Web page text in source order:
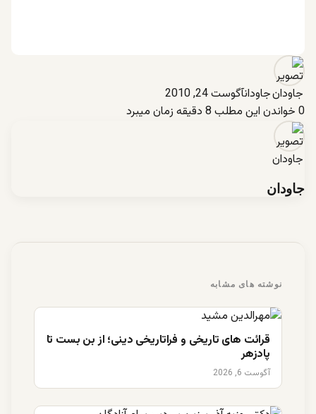
جاودانآگوست 24, 2010
0 خواندن این مطلب 8 دقیقه زمان میبرد
جاودان
نوشته های مشابه
قرائت های تاریخی و فراتاریخی دینی؛ از بن بست تا
پادزهر
آگوست 6, 2026